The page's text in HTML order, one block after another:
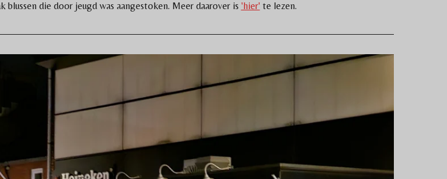
die door jeugd was aangestoken. Meer daarover is 'hier'te lezen.